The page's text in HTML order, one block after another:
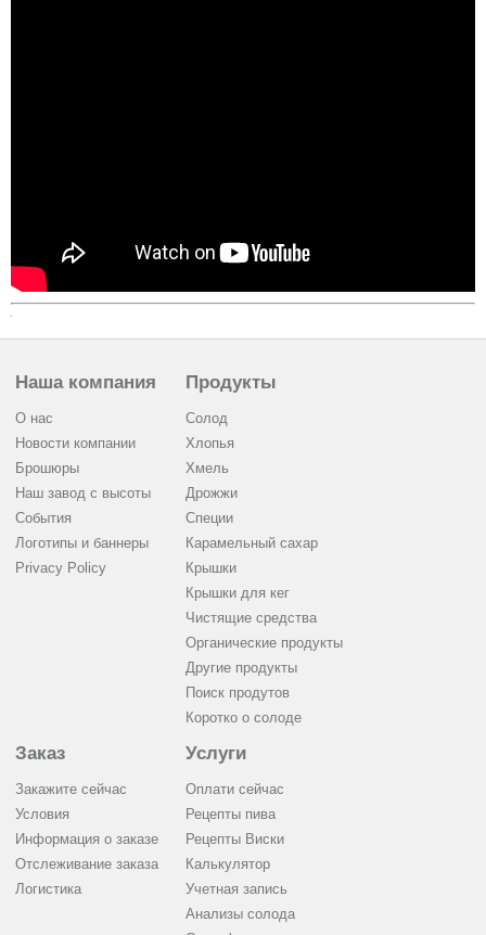
Наша компания
О нас
Новости компании
Брошюры
Наш завод с высоты
События
Логотипы и баннеры
Privacy Policy
Продукты
Солод
Хлопья
Хмель
Дрожжи
Cпеции
Карамельный сахар
Крышки
Крышки для кег
Чистящие средства
Органические продукты
Другие продукты
Поиск продутов
Коротко о солоде
Заказ
Закажите сейчас
Условия
Информация о заказе
Отслеживание заказа
Логистика
Услуги
Оплати сейчас
Рецепты пива
Рецепты Виски
Калькулятор
Учетная запись
Анализы солода